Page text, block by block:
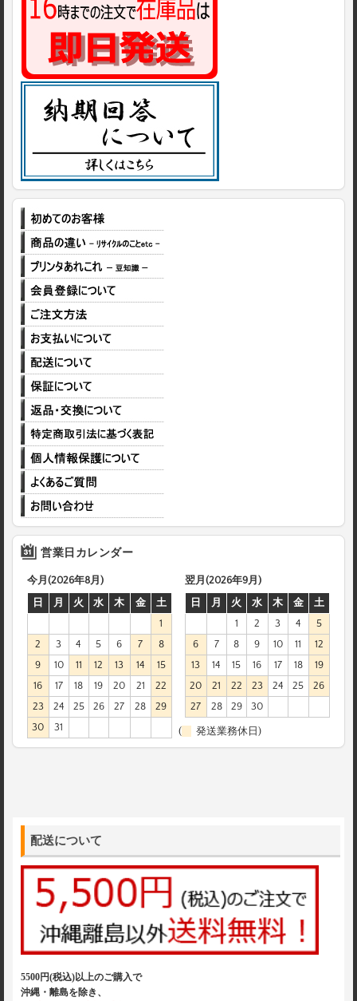
営業日カレンダー
今月(2026年8月)
日
月 火 水 木 金
土
1
2
3 4 5 6 7
8
9
10 11 12 13 14
15
16
17 18 19 20 21
22
23
24 25 26 27 28
29
30
31
翌月(2026年9月)
日
月 火 水 木 金
土
1
2 3 4
5
6
7 8 9 10 11
12
13
14 15 16 17 18
19
20
21 22 23 24 25
26
27
28 29 30
( 発送業務休日)
配送について
5500円(税込)以上のご購入で
沖縄・離島を除き、